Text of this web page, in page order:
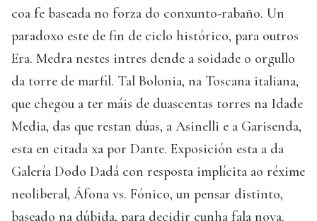
coa fe baseada no forza do conxunto-rabaño. Un
paradoxo este de fin de ciclo histórico, para outros
Era. Medra nestes intres dende a soidade o orgullo
da torre de marfil. Tal Bolonia, na Toscana italiana,
que chegou a ter máis de duascentas torres na Idade
Media, das que restan dúas, a Asinelli e a Garisenda,
esta en citada xa por Dante. Exposición esta a da
Galería Dodo Dadá con resposta implícita ao réxime
neoliberal, Áfona vs. Fónico, un pensar distinto,
baseado na dúbida, para decidir cunha fala nova.